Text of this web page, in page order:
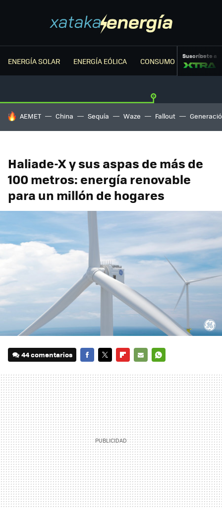
ENERGÍA SOLAR ENERGÍA EÓLICA CONSUMO ENERGÉTICO
Suscríbete a
HOY SE HABLA DE
AEMET China Sequía Waze Fallout
Haliade-X y sus aspas de más de
100 metros: energía renovable
para un millón de hogares
44 comentarios
MAIL